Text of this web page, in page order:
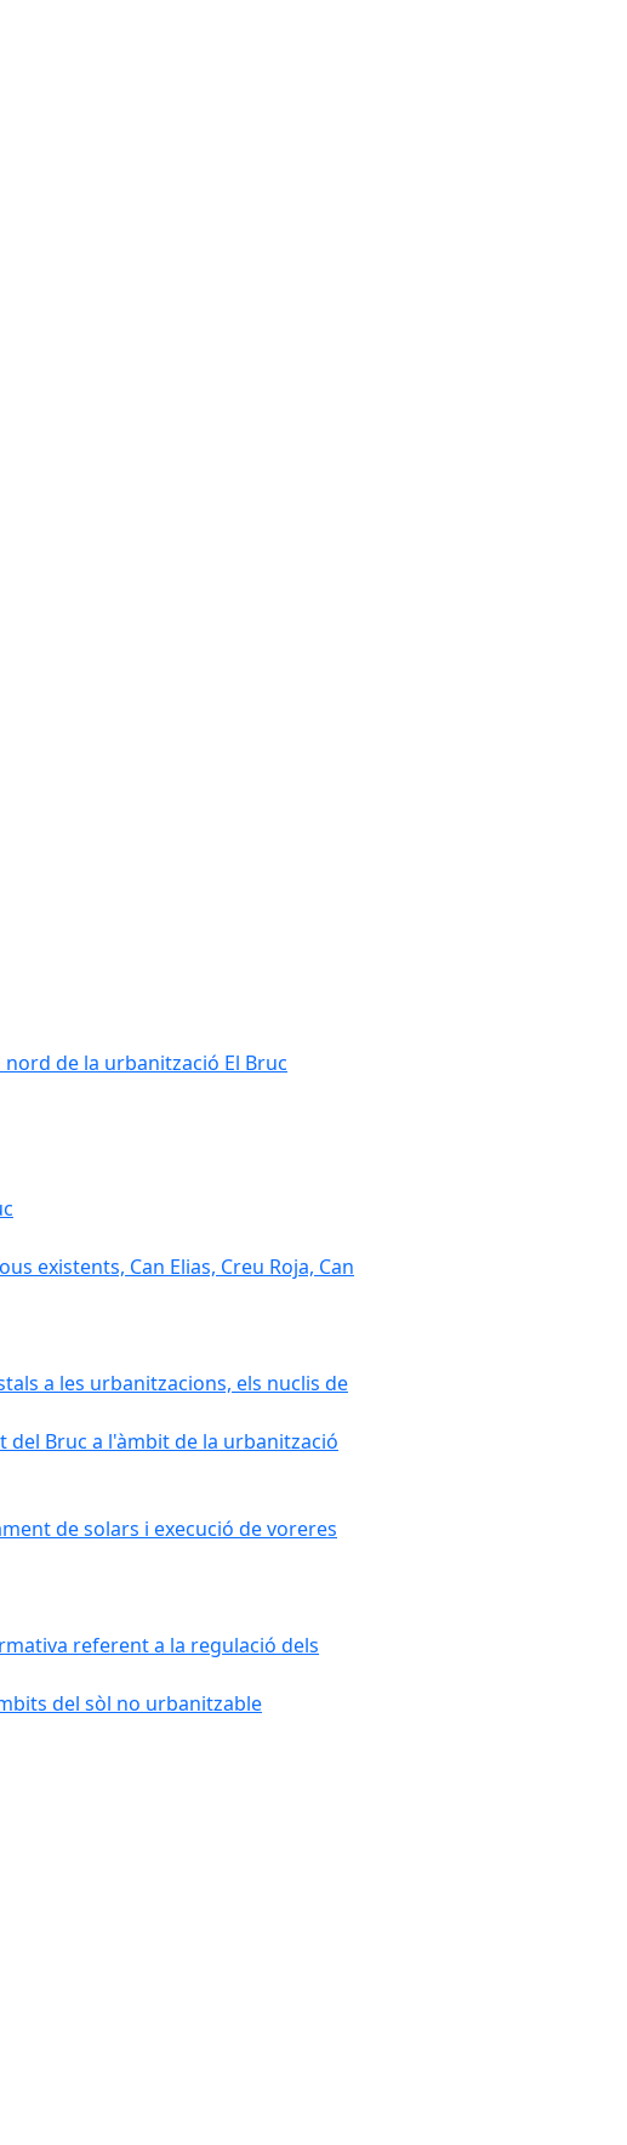
de la urbanització El Bruc
existents, Can Elias, Creu Roja, Can
a les urbanitzacions, els nuclis de
Bruc a l'àmbit de la urbanització
de solars i execució de voreres
referent a la regulació dels
del sòl no urbanitzable